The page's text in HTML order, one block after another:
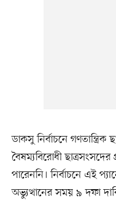
ডাকসু নির্বাচনে
বৈষম্যবিরোধী ছাত্রসংসদের
পারেননি। নির্বাচনে এই
অভ্যুত্থানের সময় ৯ দফা